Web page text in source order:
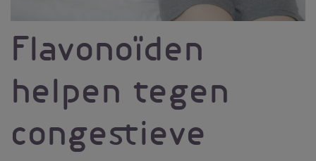
Flavonoïden
helpen tegen
congestieve